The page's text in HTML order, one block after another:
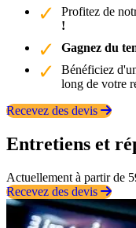
Profitez de
!
Gagnez du
Bénéficiez
long de votre
Recevez des devis
Entretiens et
Actuellement à partir de
Recevez des devis